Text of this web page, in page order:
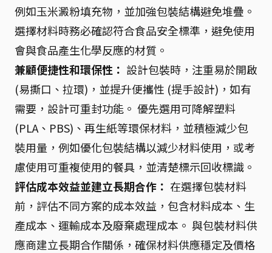
例如玉米澱粉填充物，並加強包裝結構避免堆疊。
選擇材料時務必確認符合食品安全標準，避免使用
會與食品產生化學反應的材質。
兼顧便捷性和環保性： 設計包裝時，注重易於開啟
(易撕口、拉環)，並提升便攜性 (提手設計)，如有
需要，設計可重封功能。 優先選用可降解塑料
(PLA、PBS)、再生紙等環保材料，並積極減少包
裝用量，例如優化包裝結構以減少材料使用，或考
慮使用可重複使用的餐具，並清楚標示回收標識。
評估成本效益並建立長期合作： 在選擇包裝材料
前，評估不同方案的成本效益，包含材料成本、生
產成本、運輸成本及廢棄處理成本。 與包裝材料供
應商建立長期合作關係，確保材料供應穩定及價格